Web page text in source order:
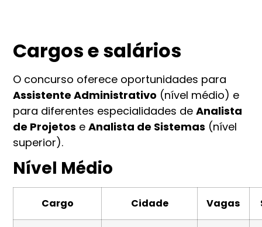
Cargos e salários
O concurso oferece oportunidades para
Assistente Administrativo (nível médio) e
para diferentes especialidades deAnalista
de Projetos eAnalista de Sistemas (nível
superior).
Nível Médio
Cargo Cidade Vagas